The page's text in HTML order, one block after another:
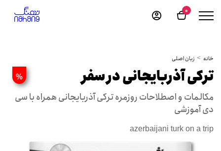
0
خانه زبان اصلی
% ترکی آذربایجانی در سفر
مکالمات و اصطلاحات روزمره ترکی آذربایجانی همراه با سی
دی آموزشی
azerbaijani turk on a trip